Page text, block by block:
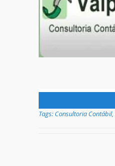
Tags: Consultoria Contábil,